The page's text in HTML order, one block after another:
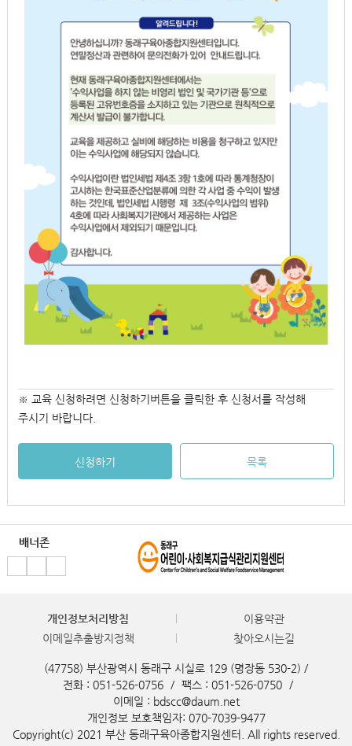
※ 교육 신청하려면 신청하기버튼을 클릭한 후 신청서를 작성해
주시기 바랍니다.
신청하기 목록
배너존
개인정보처리방침
이용약관
이메일추출방지정책
찾아오시는길
(47758) 부산광역시 동래구 시실로 129 (명장동 530-2) /
전화 : 051-526-0756
/ 팩스 : 051-526-0750
/
이메일 : bdscc@daum.net
개인정보 보호책임자: 070-7039-9477
Copyright(c) 2021 부산 동래구육아종합지원센터. All rights reserved.